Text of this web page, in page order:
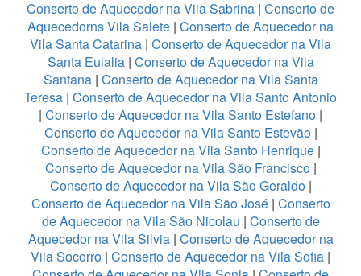
Conserto de Aquecedor na Vila Sabrina | Conserto de
Aquecedorns Vila Salete | Conserto de Aquecedor na
Vila Santa Catarina | Conserto de Aquecedor na Vila
Santa Eulalia| Conserto de Aquecedor na Vila
Santana| Conserto de Aquecedor na Vila Santa
Teresa | Conserto de Aquecedor na Vila Santo Antonio
| Conserto de Aquecedor na Vila Santo Estefano |
Conserto de Aquecedor na Vila Santo Estevão|
Conserto de Aquecedor na Vila Santo Henrique|
Conserto de Aquecedor na Vila São Francisco|
Conserto de Aquecedor na Vila São Geraldo|
Conserto de Aquecedor na Vila São José| Conserto
de Aquecedor na Vila São Nicolau | Conserto de
Aquecedor na Vila Silvia| Conserto de Aquecedor na
Vila Socorro | Conserto de Aquecedor na Vila Sofia |